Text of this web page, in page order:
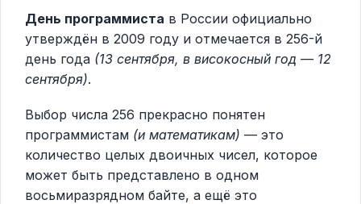
День программиста в России официально
утверждён в 2009 году и отмечается в 256-й
день года (13 сентября, в високосный год — 12
сентября).
Выбор числа 256 прекрасно понятен
программистам (и математикам) — это
количество целых двоичных чисел, которое
может быть представлено в одном
восьмиразрядном байте, а ещё это